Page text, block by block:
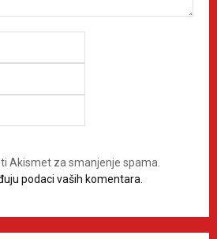
Akismet za smanjenje spama.
podaci vaših komentara.